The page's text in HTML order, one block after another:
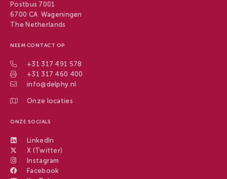
Postbus 7001
6700 CA Wageningen
The Netherlands
NEEM CONTACT OP
+31 317 491 578
+31 317 460 400
info@delphy.nl
Onze locaties
ONZE SOCIALS
LinkedIn
X (Twitter)
Instagram
Facebook